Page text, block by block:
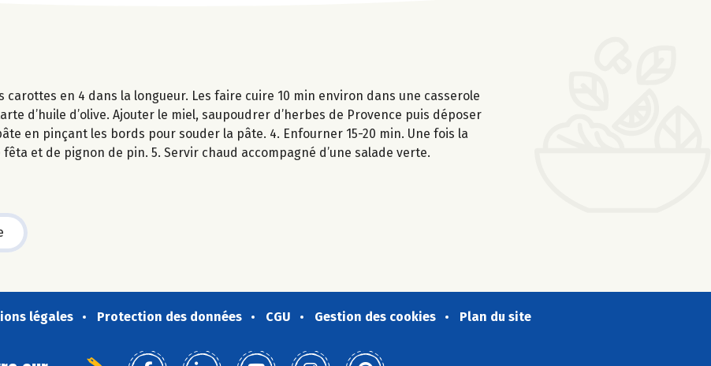
carottes en 4 dans la longueur. Les faire cuire 10 min environ dans une casserole
d’huile d’olive. Ajouter le miel, saupoudrer d’herbes de Provence puis déposer
en pinçant les bords pour souder la pâte. 4. Enfourner 15-20 min. Une fois la
et de pignon de pin. 5. Servir chaud accompagné d’une salade verte.
légales Protection des données CGU Gestion des cookies Plan du site